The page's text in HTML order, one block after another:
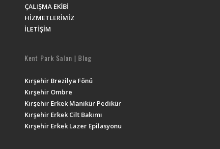
ÇALIŞMA EKİBİ
HİZMETLERİMİZ
İLETİŞİM
Kent Park Salon | Blog
Kırşehir Brezilya Fönü
Kırşehir Ombre
Kırşehir Erkek Manikür Pedikür
Kırşehir Erkek Cilt Bakımı
Kırşehir Erkek Lazer Epilasyonu